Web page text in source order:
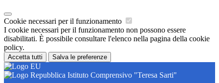
Cookie necessari per il funzionamento
I cookie necessari per il funzionamento non possono essere
disabilitati. È possibile consultare l'elenco nella pagina della cookie
policy.
Accetta tutti Salva le preferenze
Istituto Comprensivo "Teresa Sarti"